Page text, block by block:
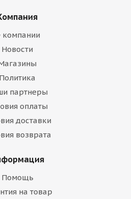
компании
Новости
Политика
партнеры
оплаты
доставки
возврата
Помощь
на товар